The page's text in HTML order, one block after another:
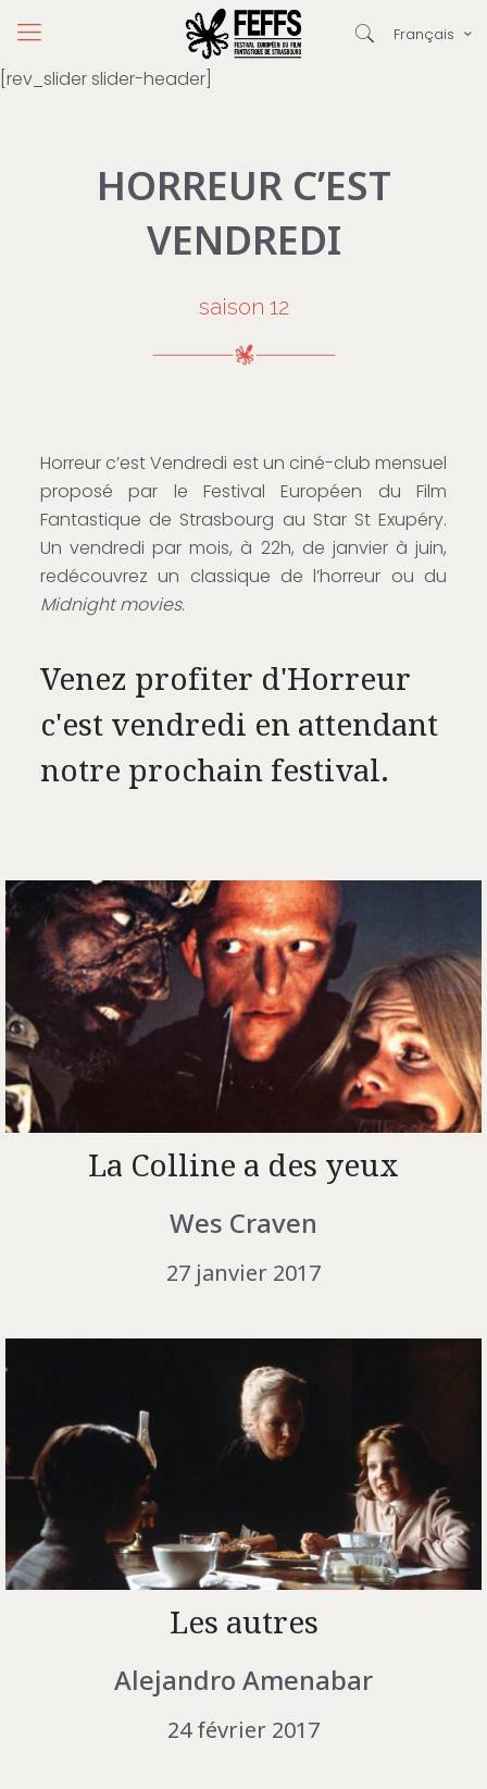
Français
[rev_slider slider-header]
HORREUR C’EST
VENDREDI
saison 12
Horreur c’est Vendredi est un ciné-club mensuel
proposé par le Festival Européen du Film
Fantastique de Strasbourg au Star St Exupéry.
Un vendredi par mois, à 22h, de janvier à juin,
redécouvrez un classique de l’horreur ou du
Midnight movies.
Venez profiter d'Horreur
c'est vendredi en attendant
notre prochain festival.
La Colline a des yeux
Wes Craven
27 janvier 2017
Les autres
Alejandro Amenabar
24 février 2017